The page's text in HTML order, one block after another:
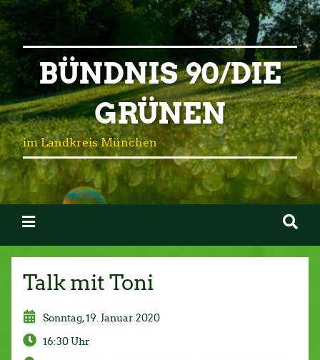
BÜNDNIS 90/DIE
GRÜNEN
im Landkreis München
Talk mit Toni
Sonntag, 19. Januar 2020
16:30 Uhr